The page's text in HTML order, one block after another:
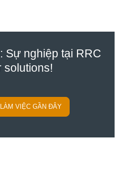
Sự nghiệp tại RRC
solutions!
VIỆC GẦN ĐÂY